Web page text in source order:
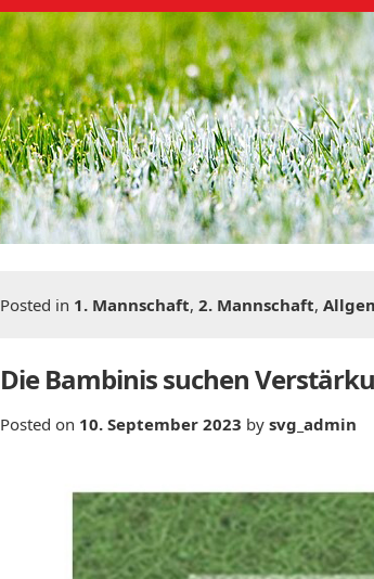
Posted in 1. Mannschaft, 2. Mannschaft,
Die Bambinis suchen
Posted on 10. September 2023 by svg_admin